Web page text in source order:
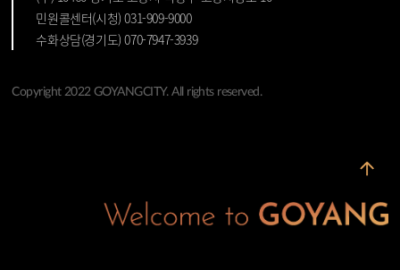
민원콜센터(시청) 031-909-9000
수화상담(경기도) 070-7947-3939
Copyright 2022 GOYANGCITY. All rights reserved.